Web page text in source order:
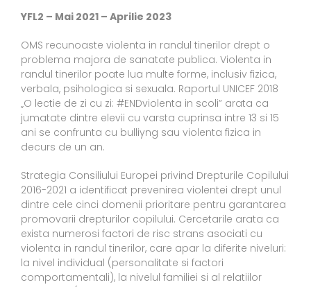
YFL2 – Mai 2021 – Aprilie 2023
OMS recunoaste violenta in randul tinerilor drept o
problema majora de sanatate publica. Violenta in
randul tinerilor poate lua multe forme, inclusiv fizica,
verbala, psihologica si sexuala. Raportul UNICEF 2018
„O lectie de zi cu zi: #ENDviolenta in scoli” arata ca
jumatate dintre elevii cu varsta cuprinsa intre 13 si 15
ani se confrunta cu bulliyng sau violenta fizica in
decurs de un an.
Strategia Consiliului Europei privind Drepturile Copilului
2016-2021 a identificat prevenirea violentei drept unul
dintre cele cinci domenii prioritare pentru garantarea
promovarii drepturilor copilului. Cercetarile arata ca
exista numerosi factori de risc strans asociati cu
violenta in randul tinerilor, care apar la diferite niveluri:
la nivel individual (personalitate si factori
comportamentali), la nivelul familiei si al relatiilor